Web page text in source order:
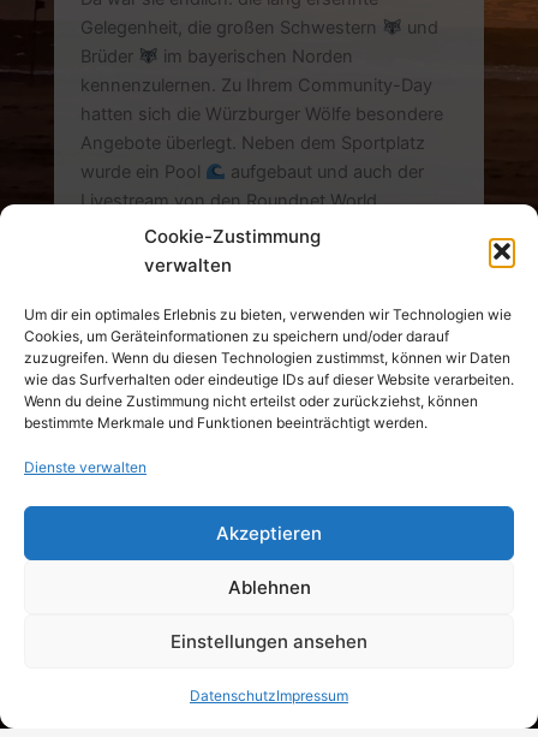
Cookie-Zustimmung
verwalten
Um dir ein optimales Erlebnis zu bieten, verwenden wir Technologien wie
Cookies, um Geräteinformationen zu speichern und/oder darauf
zuzugreifen. Wenn du diesen Technologien zustimmst, können wir Daten
wie das Surfverhalten oder eindeutige IDs auf dieser Website verarbeiten.
Wenn du deine Zustimmung nicht erteilst oder zurückziehst, können
bestimmte Merkmale und Funktionen beeinträchtigt werden.
Dienste verwalten
Akzeptieren
Ablehnen
Einstellungen ansehen
DatenschutzImpressum
Gelegenheit, die großen Schwestern
und
Brüder
im bayerischen Norden
kennenzulernen. Zu Ihrem Community-Day
hatten sich die Würzburger Wölfe besondere
Angebote überlegt. Neben dem Sportplatz
wurde ein Pool
aufgebaut und auch der
Livestream von den Roundnet World
Championships wurde gezeigt. Nach tollen
Pick-Ups ließen wir den […]
Familientreffen
Weiterlesen »
© 2026 TSV 1847 Weilheim e.V. Alle Rechte
vorbehalten.
Datenschutz